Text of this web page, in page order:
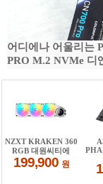
어디에나 어울리는
PRO M.2 NVMe 디